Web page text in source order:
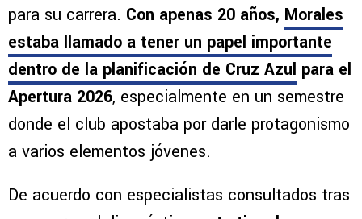
para su carrera. Con apenas 20 años, Morales
estaba llamado a tener un papel importante
dentro de la planificación de Cruz Azul para el
Apertura 2026, especialmente en un semestre
donde el club apostaba por darle protagonismo
a varios elementos jóvenes.
De acuerdo con especialistas consultados tras